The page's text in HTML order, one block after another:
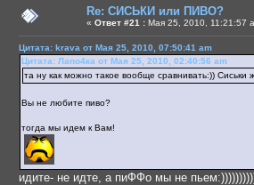
Re: СИСЬКИ или ПИВО?
« Ответ #21 : Мая 25, 2010, 11:21:57
Цитата: krava от Мая 25, 2010, 07:50:41 am
Цитата: Лапо4ка от Мая 25, 2010, 02:40:56 am
та ну как можно такое вообще сравнивать:)) Сиськи
Вы не любите пиво?
тогда мы идем к Вам!
идите- не идте, а пиФФо мы не